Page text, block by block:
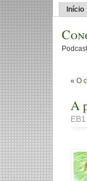
Início
« O
A